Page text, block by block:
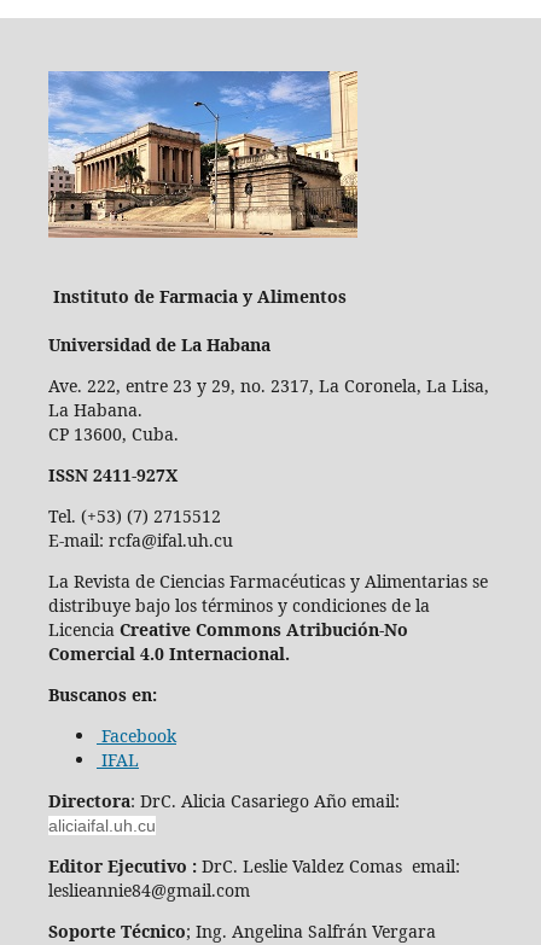
Instituto de Farmacia y Alimentos
Universidad de La Habana
Ave. 222, entre 23 y 29, no. 2317, La Coronela, La Lisa,
La Habana.
CP 13600, Cuba.
ISSN 2411-927X
Tel. (+53) (7) 2715512
E-mail: rcfa@ifal.uh.cu
La Revista de Ciencias Farmacéuticas y Alimentarias se
distribuye bajo los términos y condiciones de la
Licencia Creative Commons Atribución-No
Comercial 4.0 Internacional.
Buscanos en:
Facebook
IFAL
Directora: DrC. Alicia Casariego Año email:
aliciaifal.uh.cu
Editor Ejecutivo :DrC. Leslie Valdez Comas email:
leslieannie84@gmail.com
Soporte Técnico; Ing. Angelina Salfrán Vergara